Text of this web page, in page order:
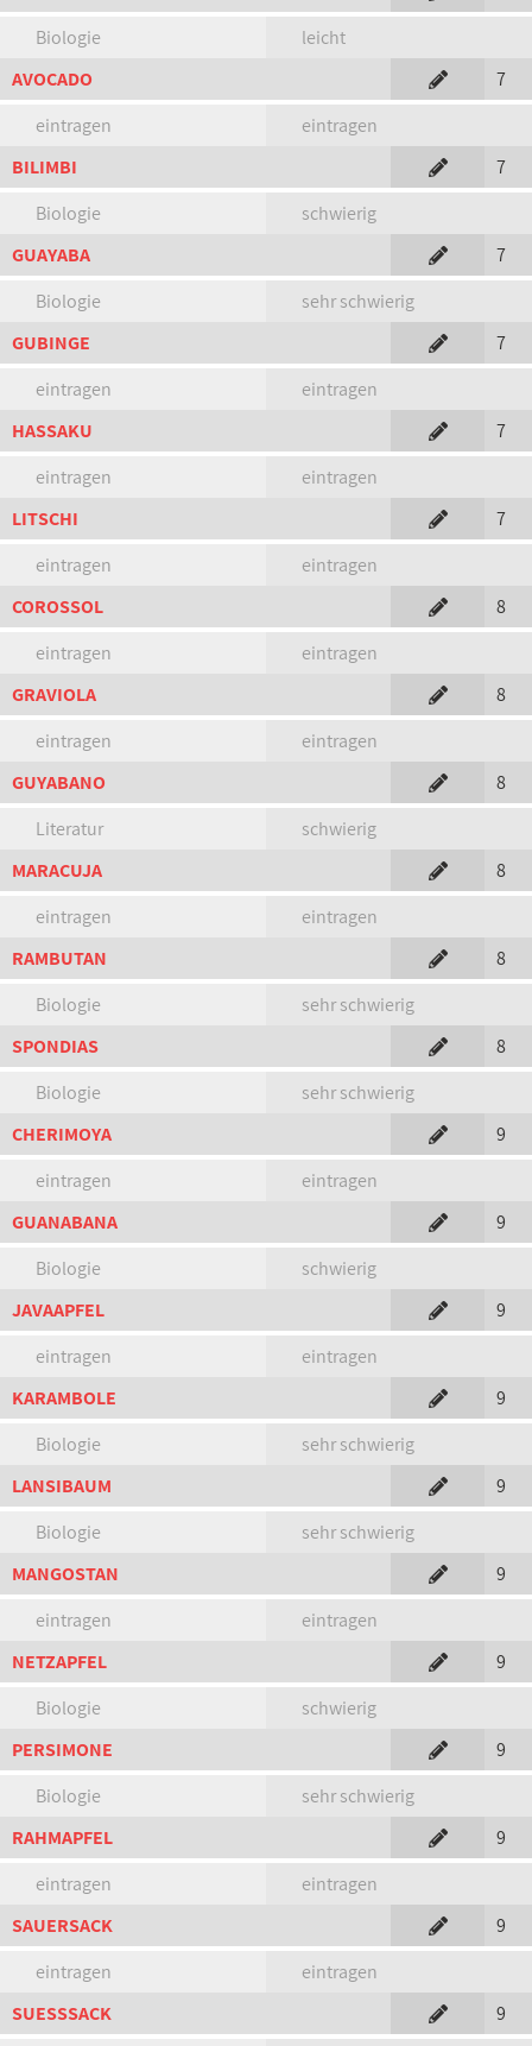
Biologie
leicht
AVOCADO
7
eintragen
eintragen
BILIMBI
7
Biologie
schwierig
GUAYABA
7
Biologie
sehr schwierig
GUBINGE
7
eintragen
eintragen
HASSAKU
7
eintragen
eintragen
LITSCHI
7
eintragen
eintragen
COROSSOL
8
eintragen
eintragen
GRAVIOLA
8
eintragen
eintragen
GUYABANO
8
Literatur
schwierig
MARACUJA
8
eintragen
eintragen
RAMBUTAN
8
Biologie
sehr schwierig
SPONDIAS
8
Biologie
sehr schwierig
CHERIMOYA
9
eintragen
eintragen
GUANABANA
9
Biologie
schwierig
JAVAAPFEL
9
eintragen
eintragen
KARAMBOLE
9
Biologie
sehr schwierig
LANSIBAUM
9
Biologie
sehr schwierig
MANGOSTAN
9
eintragen
eintragen
NETZAPFEL
9
Biologie
schwierig
PERSIMONE
9
Biologie
sehr schwierig
RAHMAPFEL
9
eintragen
eintragen
SAUERSACK
9
eintragen
eintragen
SUESSSACK
9